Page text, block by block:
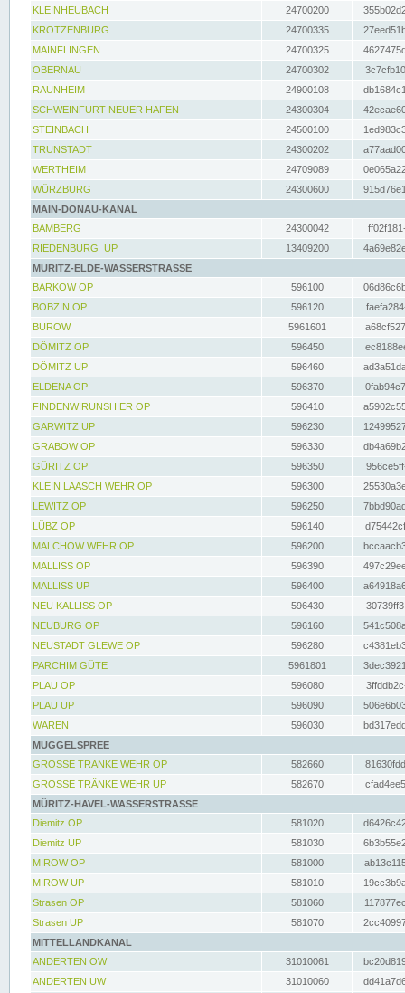
KLEINHEUBACH 24700200
KROTZENBURG
24700335
MAINFLINGEN
24700325
OBERNAU
24700302
RAUNHEIM
24900108
SCHWEINFURT NEUER HAFEN
24300304
STEINBACH
24500100
TRUNSTADT
24300202
WERTHEIM
24709089
WÜRZBURG
24300600
MAIN-DONAU-KANAL
BAMBERG
24300042
RIEDENBURG_UP
13409200
MÜRITZ-ELDE-WASSERSTRASSE
BARKOW OP
596100
BOBZIN OP
596120
BUROW
5961601
DÖMITZ OP
596450
DÖMITZ UP
596460
ELDENA OP
596370
FINDENWIRUNSHIER OP
596410
GARWITZ UP
596230
GRABOW OP
596330
GÜRITZ OP
596350
KLEIN LAASCH WEHR OP
596300
LEWITZ OP
596250
LÜBZ OP
596140
MALCHOW WEHR OP
596200
MALLISS OP
596390
MALLISS UP
596400
NEU KALLISS OP
596430
NEUBURG OP
596160
NEUSTADT GLEWE OP
596280
PARCHIM GÜTE
5961801
PLAU OP
596080
PLAU UP
596090
WAREN
596030
MÜGGELSPREE
GROSSE TRÄNKE WEHR OP
582660
GROSSE TRÄNKE WEHR UP
582670
MÜRITZ-HAVEL-WASSERSTRASSE
Diemitz OP
581020
Diemitz UP
581030
MIROW OP
581000
MIROW UP
581010
Strasen OP
581060
Strasen UP
581070
MITTELLANDKANAL
ANDERTEN OW
31010061
ANDERTEN UW
31010060